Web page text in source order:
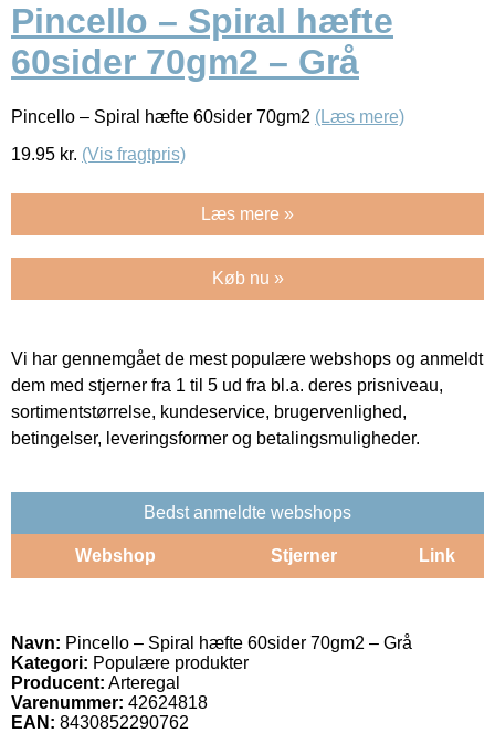
Pincello – Spiral hæfte
60sider 70gm2 – Grå
Pincello – Spiral hæfte 60sider 70gm2 (Læs mere)
19.95 kr. (Vis fragtpris)
Læs mere »
Køb nu »
Vi har gennemgået de mest populære webshops og anmeldt
dem med stjerner fra 1 til 5 ud fra bl.a. deres prisniveau,
sortimentstørrelse, kundeservice, brugervenlighed,
betingelser, leveringsformer og betalingsmuligheder.
Bedst anmeldte webshops
Webshop Stjerner Link
Navn: Pincello – Spiral hæfte 60sider 70gm2 – Grå
Kategori: Populære produkter
Producent: Arteregal
Varenummer: 42624818
EAN: 8430852290762